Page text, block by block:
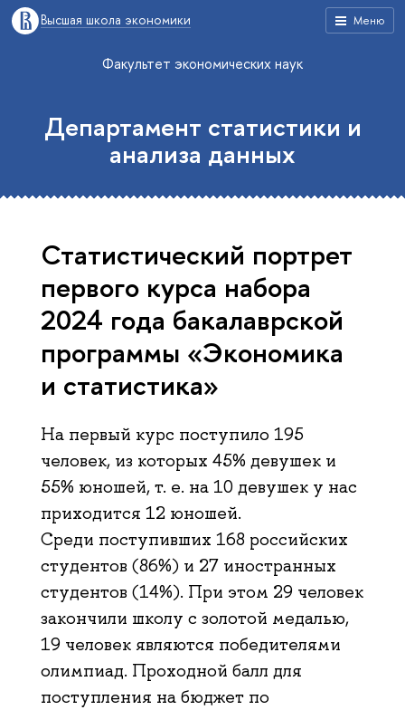
Меню
Высшая школа экономики
Факультет экономических наук
Департамент статистики и
анализа данных
Статистический портрет
первого курса набора
2024 года бакалаврской
программы «Экономика
и статистика»
На первый курс поступило 195
человек, из которых 45% девушек и
55% юношей, т. е. на 10 девушек у нас
приходится 12 юношей.
Среди поступивших 168 российских
студентов (86%) и 27 иностранных
студентов (14%). При этом 29 человек
закончили школу с золотой медалью,
19 человек являются победителями
олимпиад. Проходной балл для
поступления на бюджет по